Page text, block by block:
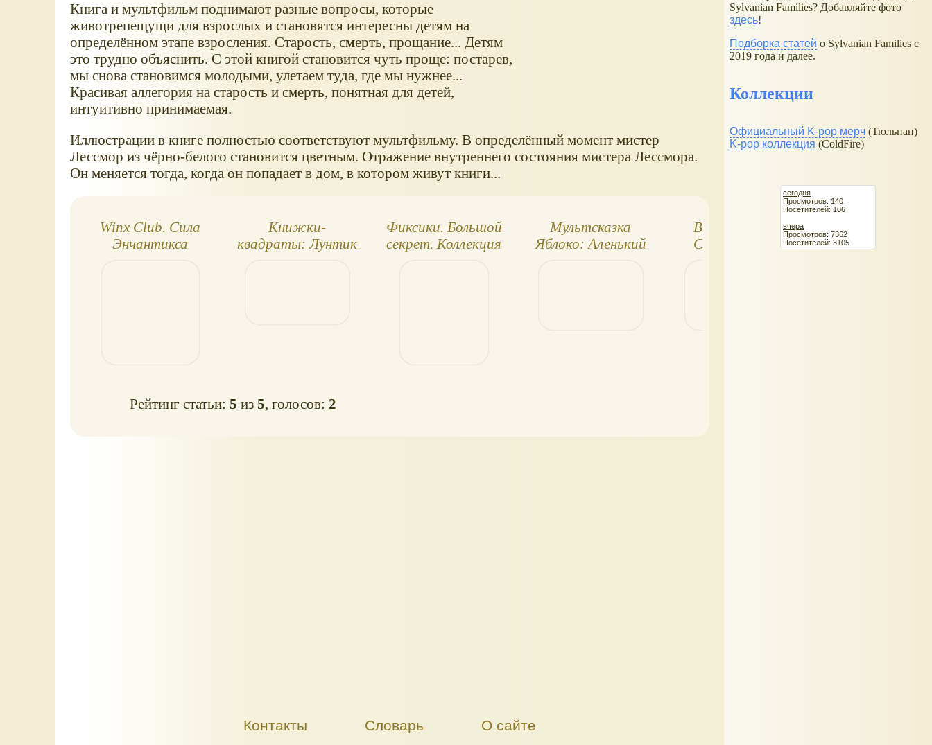
Книга и мультфильм поднимают разные вопросы, которые
животрепещущи для взрослых и становятся интересны детям на
определённом этапе взросления. Старость, смерть, прощание... Детям
это трудно объяснить. С этой книгой становится чуть проще: постарев,
мы снова становимся молодыми, улетаем туда, где мы нужнее...
Красивая аллегория на старость и смерть, понятная для детей,
интуитивно принимаемая.
Иллюстрации в книге полностью соответствуют мультфильму. В определённый момент мистер
Лессмор из чёрно-белого становится цветным. Отражение внутреннего состояния мистера Лессмора.
Он меняется тогда, когда он попадает в дом, в котором живут книги...
Winx Club. Сила
Энчантикса
Книжки-
квадраты: Лунтик
Фиксики. Большой
секрет. Коллекция
Мультсказка
Яблоко: Аленький
Весёлые игры.
Свинка Пеппа
Рейтинг статьи:5 из5, голосов:2
Контакты Словарь О сайте
Sylvanian Families? Добавляйте фото
здесь!
Подборка статей о Sylvanian Families с
2019 года и далее.
Коллекции
Официальный K-pop мерч (Тюльпан)
K-pop коллекция (ColdFire)
сегодня
Просмотров: 140
Посетителей: 106
вчера
Просмотров: 7362
Посетителей: 3105